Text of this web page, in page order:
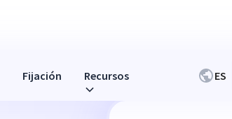
Fijación Recursos ES